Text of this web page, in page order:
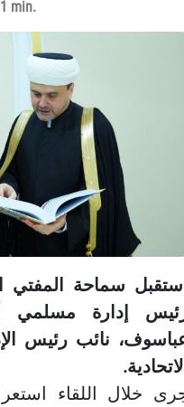
1 min.
سماحة المفتي
إدارة مسلمي
نائب رئيس
خلال اللقاء